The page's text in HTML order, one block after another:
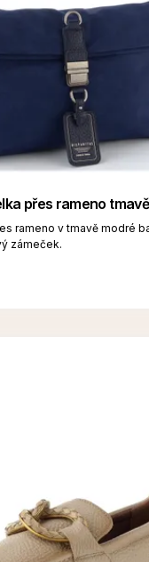
přes rameno
rameno v tmavě modré
zámeček.